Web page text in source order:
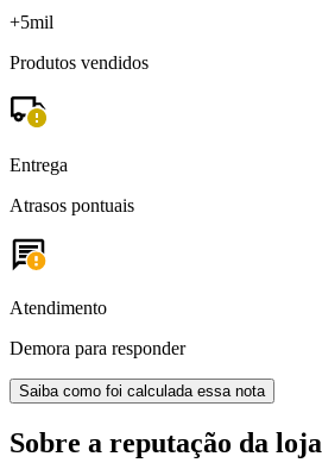
+5mil
Produtos vendidos
Entrega
Atrasos pontuais
Atendimento
Demora para responder
Saiba como foi calculada essa nota
Sobre a reputação da loja